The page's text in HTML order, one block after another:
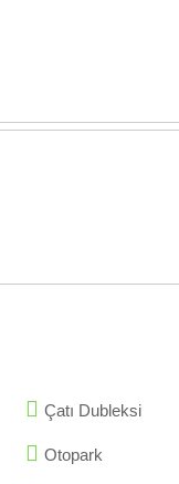
Çatı Dubleksi
Otopark